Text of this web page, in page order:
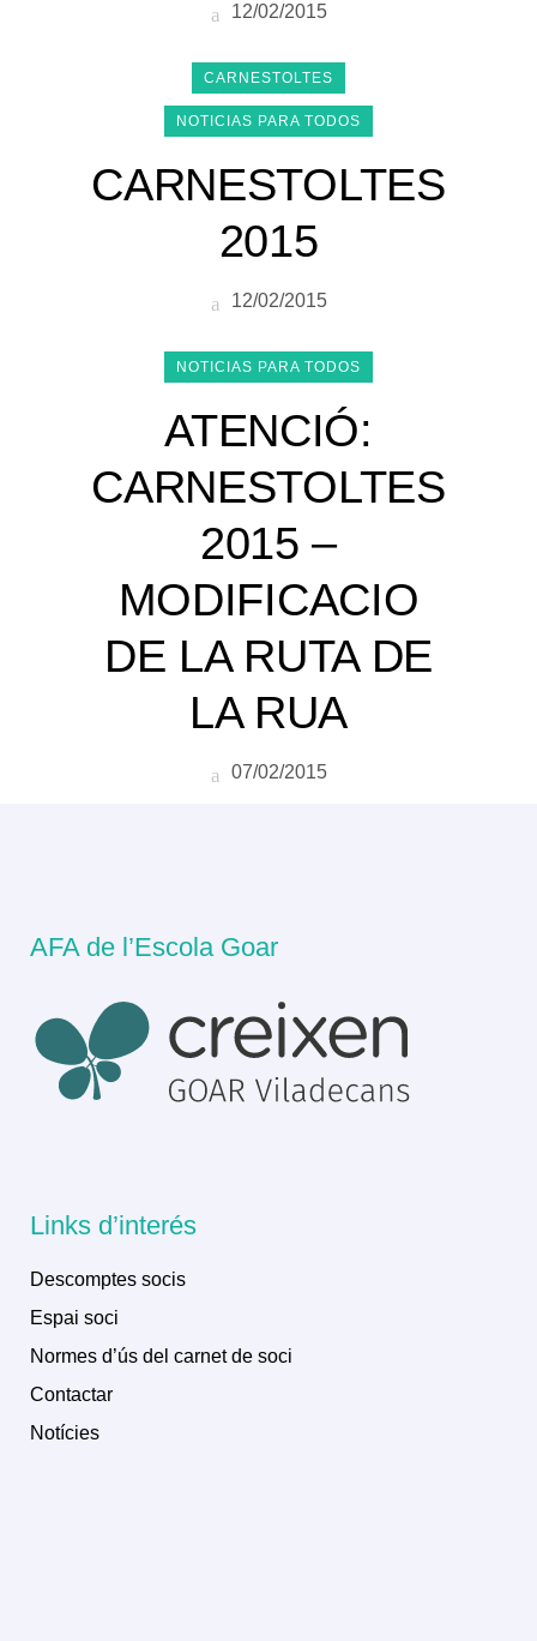
12/02/2015
CARNESTOLTES
NOTICIAS PARA TODOS
CARNESTOLTES
2015
12/02/2015
NOTICIAS PARA TODOS
ATENCIÓ:
CARNESTOLTES
2015 –
MODIFICACIO
DE LA RUTA DE
LA RUA
07/02/2015
AFA de l’Escola Goar
Links d’interés
Descomptes socis
Espai soci
Normes d’ús del carnet de soci
Contactar
Notícies